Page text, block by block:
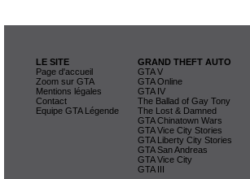
LE SITE
Page d'accueil
Zoom sur GTA
Mentions légales
Contact
Equipe GTA Légende
GRAND THEFT AUTO
GTA V
GTA Online
GTA IV
The Ballad of Gay Tony
The Lost & Damned
GTA Chinatown Wars
GTA Vice City Stories
GTA Liberty City Stories
GTA San Andreas
GTA Vice City
GTA III